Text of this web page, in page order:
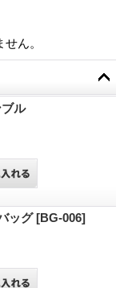
ん。
ル
ッグ[BG-006]